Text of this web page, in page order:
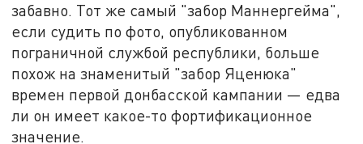
забавно. Тот же самый "забор Маннергейма",
если судить по фото, опубликованном
пограничной службой республики, больше
похож на знаменитый "забор Яценюка"
времен первой донбасской кампании — едва
ли он имеет какое-то фортификационное
значение.